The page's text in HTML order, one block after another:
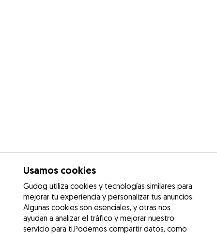
Usamos cookies
Gudog utiliza cookies y tecnologías similares para
mejorar tu experiencia y personalizar tus anuncios.
Algunas cookies son esenciales, y otras nos
ayudan a analizar el tráfico y mejorar nuestro
servicio para ti.Podemos compartir datos, como